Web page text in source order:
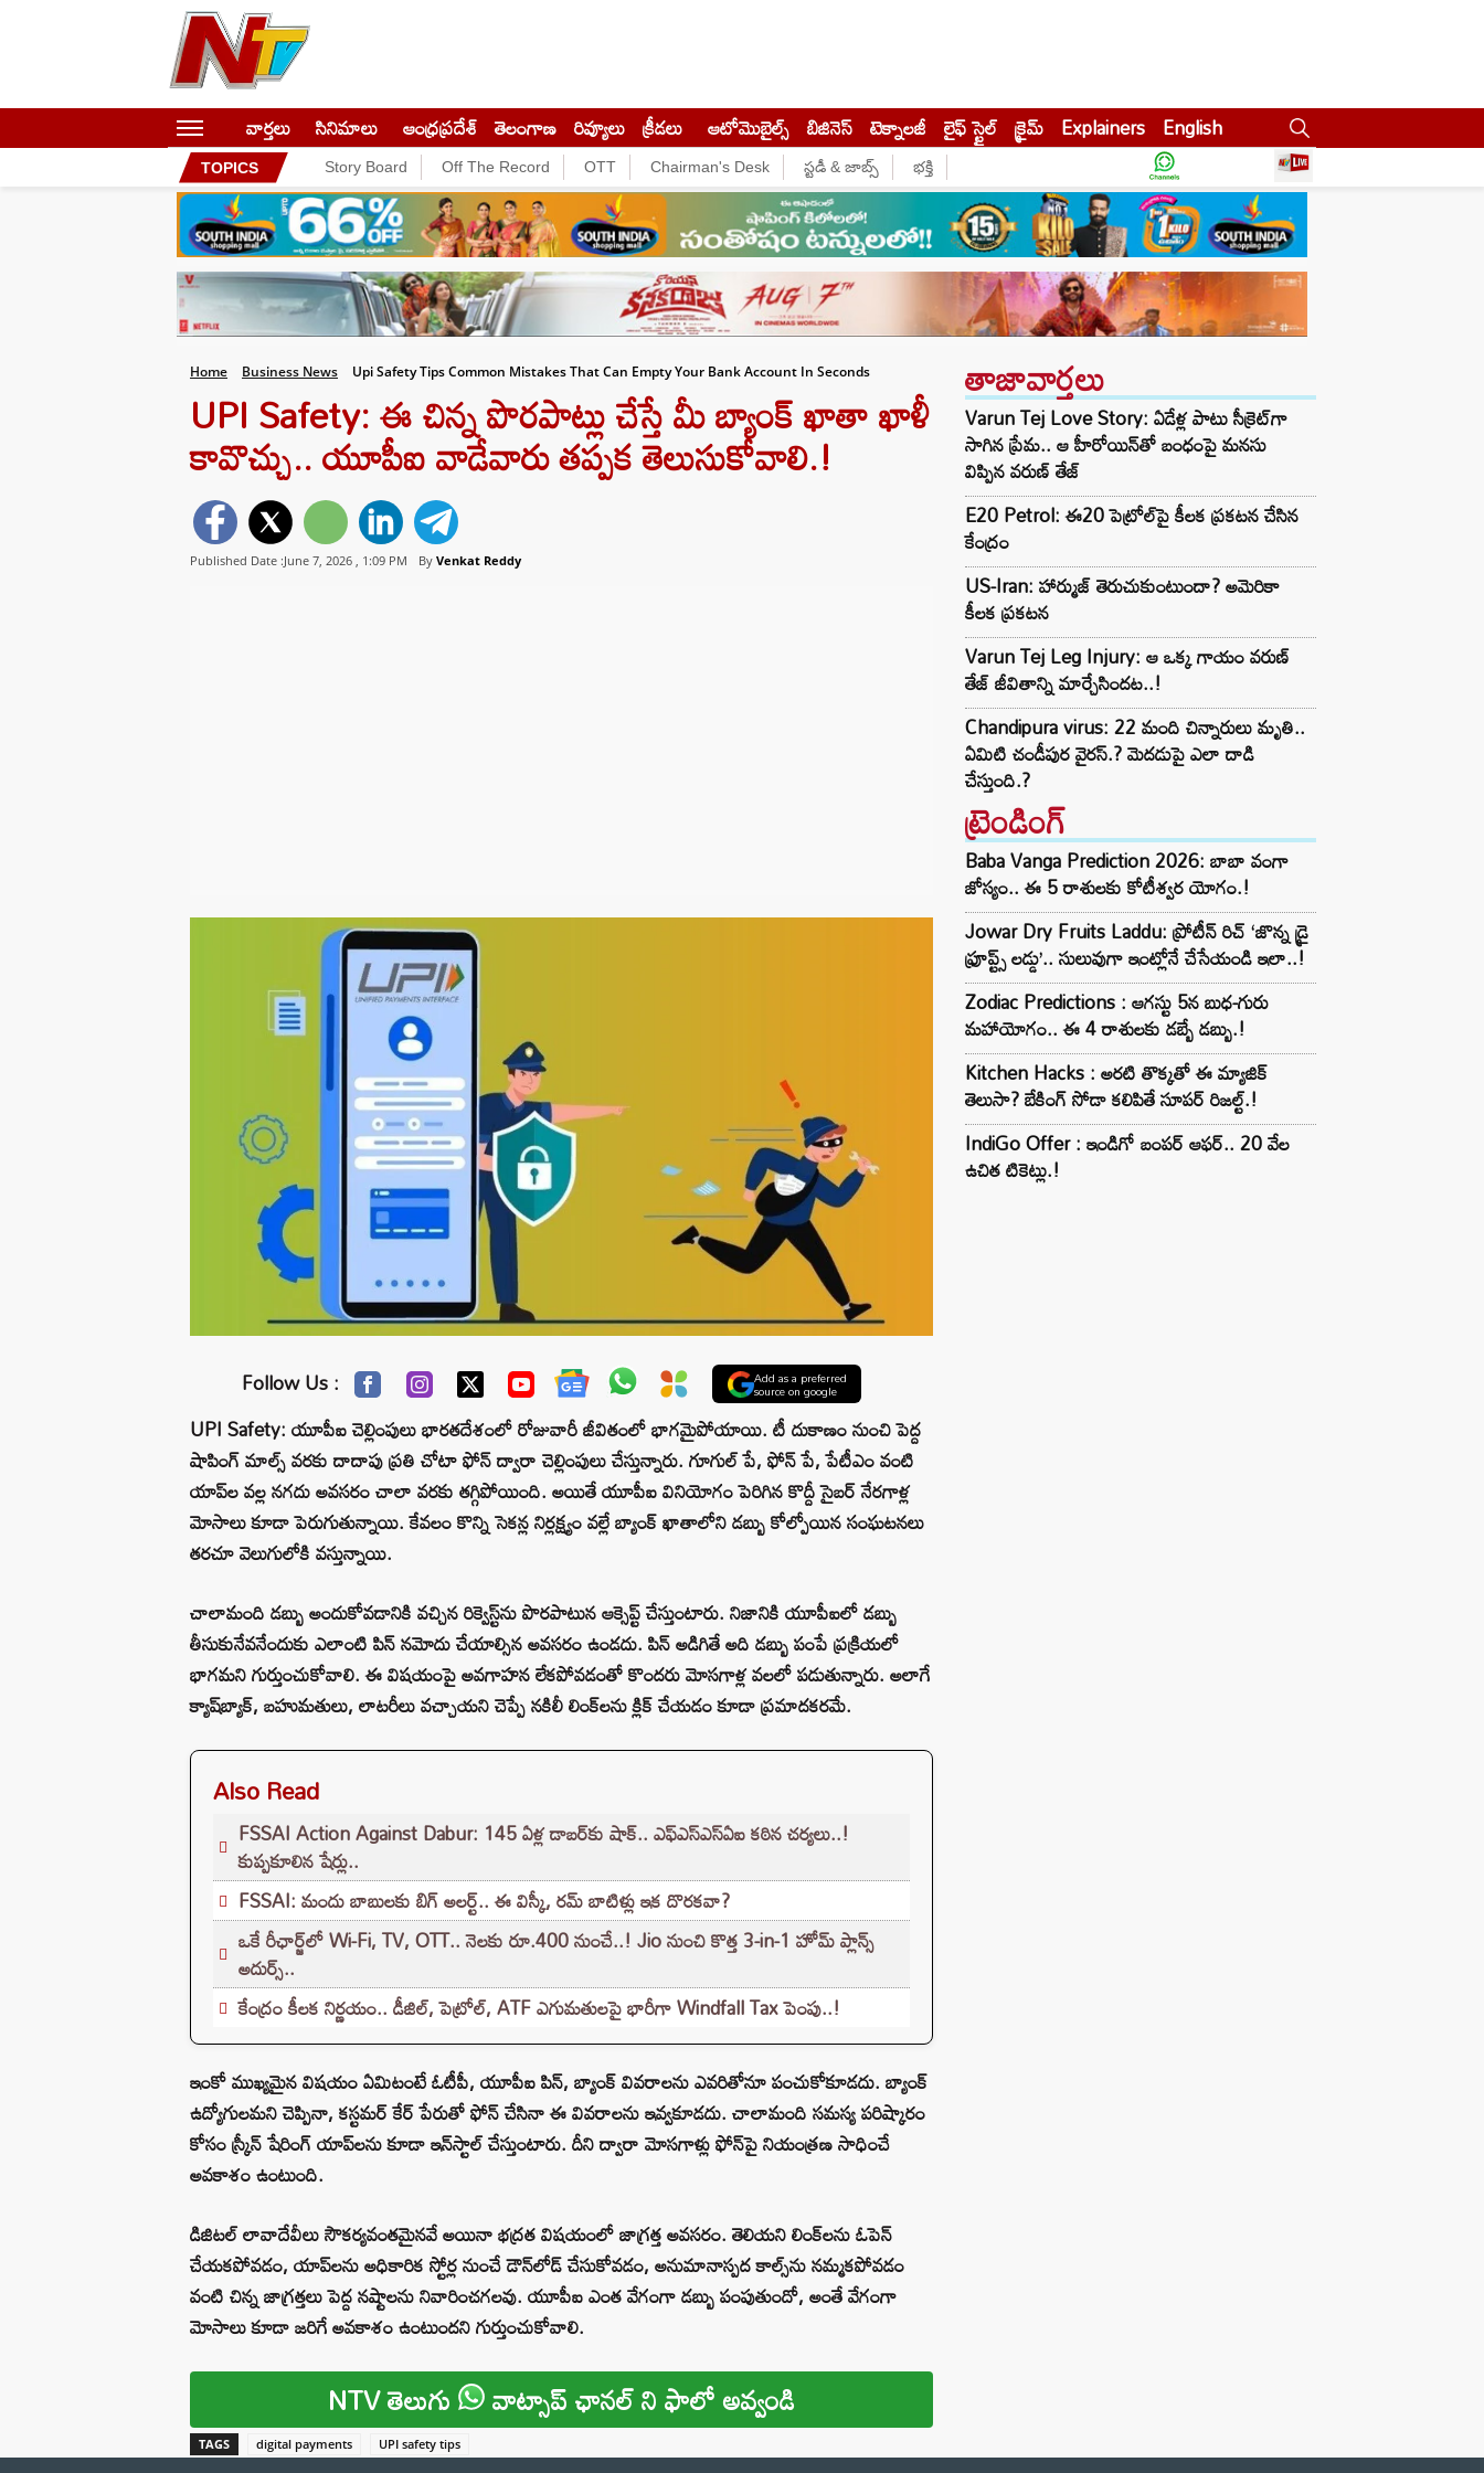
వార్తలు సినిమాలు ఆంధ్రప్రదేశ్ తెలంగాణ రివ్యూలు క్రీడలు ఆటోమొబైల్స్ బిజినెస్‌ టెక్నాలజీ లైఫ్ స్టైల్ క్రైమ్ Explainers English
TOPICS Story Board Off The Record OTT Chairman's Desk స్టడీ & జాబ్స్ భక్తి
Home Business News Upi Safety Tips Common Mistakes That Can Empty Your Bank Account In Seconds
UPI Safety: ఈ చిన్న పొరపాట్లు చేస్తే మీ బ్యాంక్ ఖాతా ఖాళీ
కావొచ్చు.. యూపీఐ వాడేవారు తప్పక తెలుసుకోవాలి.!
Published Date :June 7, 2026 , 1:09 PM By Venkat Reddy
Follow Us : Add as a preferred
source on google
UPI Safety: యూపీఐ చెల్లింపులు భారతదేశంలో రోజువారీ జీవితంలో భాగమైపోయాయి. టీ దుకాణం నుంచి పెద్ద
షాపింగ్ మాల్స్ వరకు దాదాపు ప్రతి చోటా ఫోన్ ద్వారా చెల్లింపులు చేస్తున్నారు. గూగుల్ పే, ఫోన్ పే, పేటీఎం వంటి
యాప్‌ల వల్ల నగదు అవసరం చాలా వరకు తగ్గిపోయింది. అయితే యూపీఐ వినియోగం పెరిగిన కొద్దీ సైబర్ నేరగాళ్ల
మోసాలు కూడా పెరుగుతున్నాయి. కేవలం కొన్ని సెకన్ల నిర్లక్ష్యం వల్లే బ్యాంక్ ఖాతాలోని డబ్బు కోల్పోయిన సంఘటనలు
తరచూ వెలుగులోకి వస్తున్నాయి.
చాలామంది డబ్బు అందుకోవడానికి వచ్చిన రిక్వెస్ట్‌ను పొరపాటున ఆక్సెప్ట్ చేస్తుంటారు. నిజానికి యూపీఐలో డబ్బు
తీసుకునేవనేందుకు ఎలాంటి పిన్ నమోదు చేయాల్సిన అవసరం ఉండదు. పిన్ అడిగితే అది డబ్బు పంపే ప్రక్రియలో
భాగమని గుర్తుంచుకోవాలి. ఈ విషయంపై అవగాహన లేకపోవడంతో కొందరు మోసగాళ్ల వలలో పడుతున్నారు. అలాగే
క్యాష్‌బ్యాక్, బహుమతులు, లాటరీలు వచ్చాయని చెప్పే నకిలీ లింక్‌లను క్లిక్ చేయడం కూడా ప్రమాదకరమే.
Also Read
FSSAI Action Against Dabur: 145 ఏళ్ల డాబర్‌కు షాక్.. ఎఫ్‌ఎస్‌ఎస్‌ఏఐ కఠిన చర్యలు..!
కుప్పకూలిన షేర్లు..
FSSAI: మందు బాబులకు బిగ్ అలర్ట్.. ఈ విస్కీ, రమ్ బాటిళ్లు ఇక దొరకవా?
ఒకే రీఛార్జ్‌లో Wi-Fi, TV, OTT.. నెలకు రూ.400 నుంచే..! Jio నుంచి కొత్త 3-in-1 హోమ్ ప్లాన్స్
అదుర్స్..
కేంద్రం కీలక నిర్ణయం.. డీజిల్, పెట్రోల్, ATF ఎగుమతులపై భారీగా Windfall Tax పెంపు..!
ఇంకో ముఖ్యమైన విషయం ఏమిటంటే ఓటీపీ, యూపీఐ పిన్, బ్యాంక్ వివరాలను ఎవరితోనూ పంచుకోకూడదు. బ్యాంక్
ఉద్యోగులమని చెప్పినా, కస్టమర్ కేర్ పేరుతో ఫోన్ చేసినా ఈ వివరాలను ఇవ్వకూడదు. చాలామంది సమస్య పరిష్కారం
కోసం స్క్రీన్ షేరింగ్ యాప్‌లను కూడా ఇన్‌స్టాల్ చేస్తుంటారు. దీని ద్వారా మోసగాళ్లు ఫోన్‌పై నియంత్రణ సాధించే
అవకాశం ఉంటుంది.
డిజిటల్ లావాదేవీలు సౌకర్యవంతమైనవే అయినా భద్రత విషయంలో జాగ్రత్త అవసరం. తెలియని లింక్‌లను ఓపెన్
చేయకపోవడం, యాప్‌లను అధికారిక స్టోర్ల నుంచే డౌన్‌లోడ్ చేసుకోవడం, అనుమానాస్పద కాల్స్‌ను నమ్మకపోవడం
వంటి చిన్న జాగ్రత్తలు పెద్ద నష్టాలను నివారించగలవు. యూపీఐ ఎంత వేగంగా డబ్బు పంపుతుందో, అంతే వేగంగా
మోసాలు కూడా జరిగే అవకాశం ఉంటుందని గుర్తుంచుకోవాలి.
NTV తెలుగు వాట్సాప్ ఛానల్ ని ఫాలో అవ్వండి
TAGS digital payments UPI safety tips
తాజావార్తలు
Varun Tej Love Story: ఏడేళ్ల పాటు సీక్రెట్‌గా
సాగిన ప్రేమ.. ఆ హీరోయిన్‌తో బంధంపై మనసు
విప్పిన వరుణ్ తేజ్
E20 Petrol: ఈ20 పెట్రోల్‌పై కీలక ప్రకటన చేసిన
కేంద్రం
US-Iran: హార్ముజ్ తెరుచుకుంటుందా? అమెరికా
కీలక ప్రకటన
Varun Tej Leg Injury: ఆ ఒక్క గాయం వరుణ్
తేజ్ జీవితాన్ని మార్చేసిందట..!
Chandipura virus: 22 మంది చిన్నారులు మృతి..
ఏమిటి చండీపుర వైరస్.? మెదడుపై ఎలా దాడి
చేస్తుంది.?
ట్రెండింగ్‌
Baba Vanga Prediction 2026: బాబా వంగా
జోస్యం.. ఈ 5 రాశులకు కోటీశ్వర యోగం.!
Jowar Dry Fruits Laddu: ప్రోటీన్ రిచ్ ‘జొన్న డ్రై
ఫ్రూప్ట్స్ లడ్డు’.. సులువుగా ఇంట్లోనే చేసేయండి ఇలా..!
Zodiac Predictions : ఆగస్టు 5న బుధ-గురు
మహాయోగం.. ఈ 4 రాశులకు డబ్బే డబ్బు.!
Kitchen Hacks : అరటి తొక్కతో ఈ మ్యాజిక్
తెలుసా? బేకింగ్ సోడా కలిపితే సూపర్ రిజల్ట్.!
IndiGo Offer : ఇండిగో బంపర్ ఆఫర్.. 20 వేల
ఉచిత టికెట్లు.!